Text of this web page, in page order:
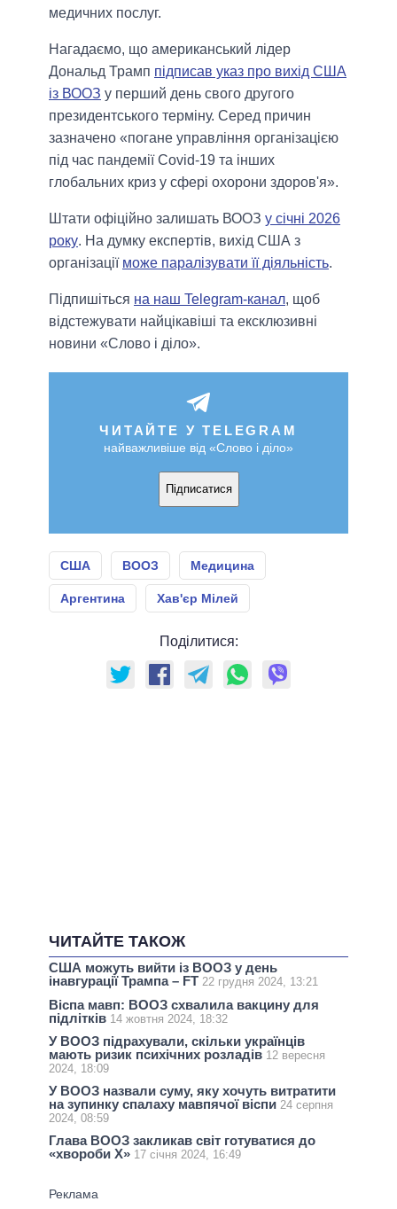
медичних послуг.
Нагадаємо, що американський лідер
Дональд Трамп підписав указ про вихід США
із ВООЗ у перший день свого другого
президентського терміну. Серед причин
зазначено «погане управління організацією
під час пандемії Covid-19 та інших
глобальних криз у сфері охорони здоров'я».
Штати офіційно залишать ВООЗ у січні 2026
року. На думку експертів, вихід США з
організації може паралізувати її діяльність.
Підпишіться на наш Telegram-канал, щоб
відстежувати найцікавіші та ексклюзивні
новини «Слово і діло».
ЧИТАЙТЕ У TELEGRAM
найважливіше від «Слово і діло»
Підписатися
США ВООЗ Медицина
Аргентина Хав'єр Мілей
Поділитися:
ЧИТАЙТЕ ТАКОЖ
США можуть вийти із ВООЗ у день
інавгурації Трампа – FT 22 грудня 2024, 13:21
Віспа мавп: ВООЗ схвалила вакцину для
підлітків 14 жовтня 2024, 18:32
У ВООЗ підрахували, скільки українців
мають ризик психічних розладів 12 вересня
2024, 18:09
У ВООЗ назвали суму, яку хочуть витратити
на зупинку спалаху мавпячої віспи 24 серпня
2024, 08:59
Глава ВООЗ закликав світ готуватися до
«хвороби Х» 17 січня 2024, 16:49